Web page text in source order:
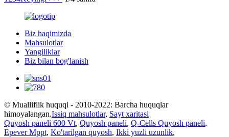
Biz haqimizda
Mahsulotlar
Yangiliklar
Biz bilan bog'lanish
© Mualliflik huquqi - 2010-2022: Barcha huquqlar
himoyalangan.Issiq mahsulotlar, Sayt xaritasi
Quyosh paneli 600 Vt, Quyosh paneli, Q-Cells Quyosh paneli,
Epever Mppt, Ko'tarilgan quyosh, Ikki yuzli uzunlik,